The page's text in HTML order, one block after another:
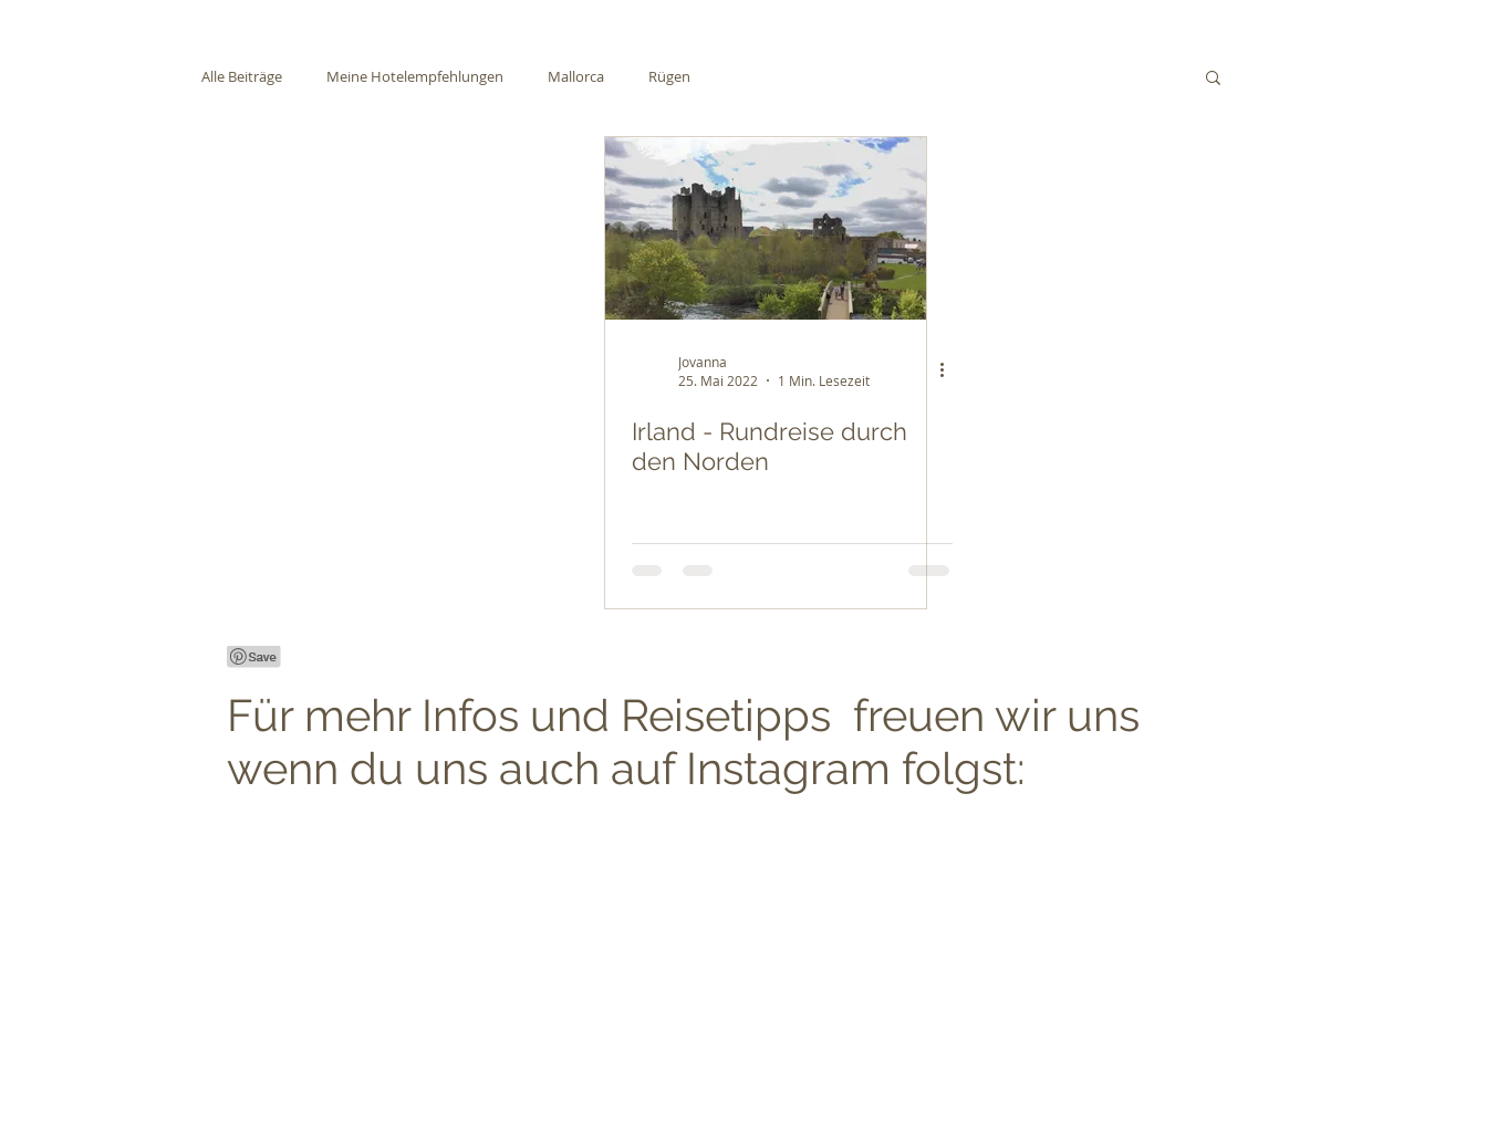
Alle Beiträge Meine Hotelempfehlungen Mallorca Rügen
Jovanna
25. Mai 2022
1 Min. Lesezeit
Irland - Rundreise durch
den Norden
Für mehr Infos und Reisetipps freuen wir uns
wenn du uns auch auf Instagram folgst: